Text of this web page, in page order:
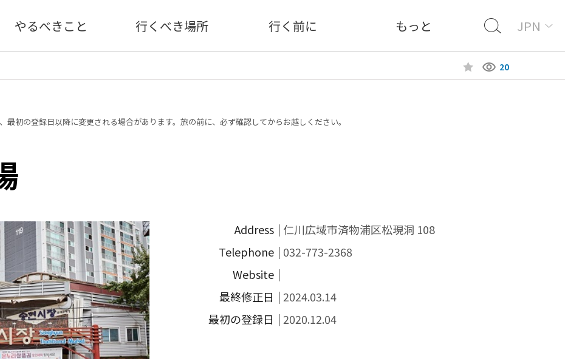
やるべきこと 行くべき場所 行く前に もっと JPN
20
最初の登録日以降に変更される場合があります。旅の前に、必ず確認してからお越しください。
Address
仁川広域市済物浦区松現洞 108
Telephone
032-773-2368
Website
最終修正日
2024.03.14
最初の登録日
2020.12.04